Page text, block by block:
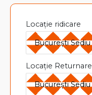
Locație ridicare
Locație Returnare